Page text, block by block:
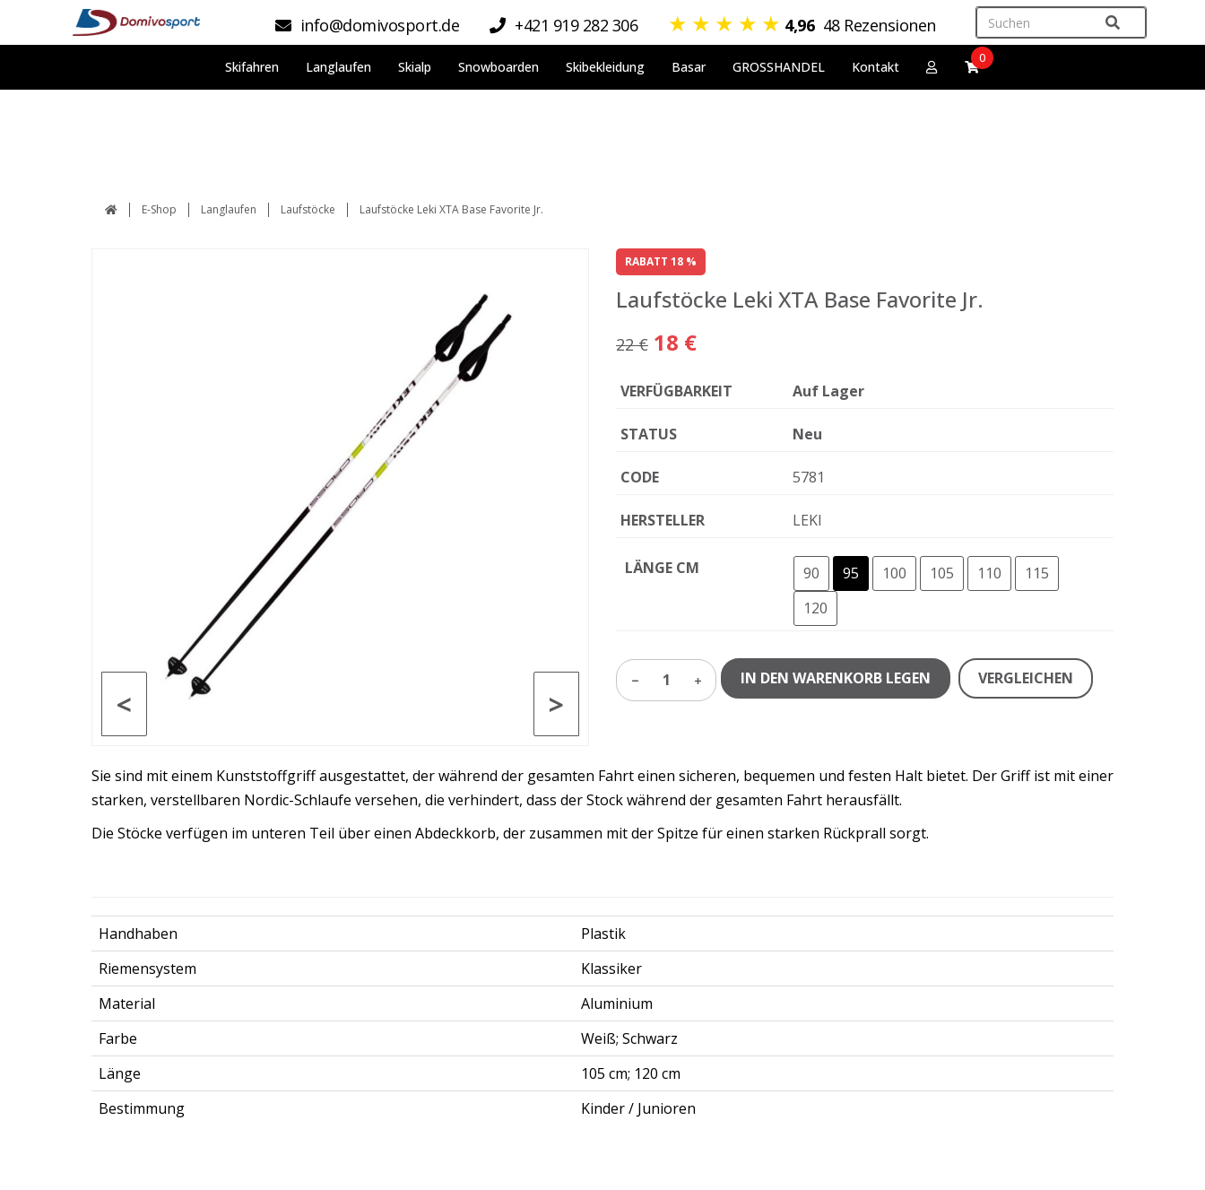
info@domivosport.de +421 919 282 306 ★ ★ ★ ★ ★ 4,96 48 Rezensionen
Skifahren Langlaufen Skialp Snowboarden Skibekleidung Basar GROSSHANDEL Kontakt
0
E-Shop Langlaufen Laufstöcke Laufstöcke Leki XTA Base Favorite Jr.
>
<
RABATT 18 %
Laufstöcke Leki XTA Base Favorite Jr.
22 € 18 €
VERFÜGBARKEIT Auf Lager
STATUS Neu
CODE 5781
HERSTELLER LEKI
LÄNGE CM 90 95 100 105 110
115
120
1 IN DEN WARENKORB LEGEN VERGLEICHEN
Sie sind mit einem Kunststoffgriff ausgestattet, der während der gesamten Fahrt einen sicheren, bequemen und festen Halt bietet. Der Griff ist mit einer
starken, verstellbaren Nordic-Schlaufe versehen, die verhindert, dass der Stock während der gesamten Fahrt herausfällt.
Die Stöcke verfügen im unteren Teil über einen Abdeckkorb, der zusammen mit der Spitze für einen starken Rückprall sorgt.
Handhaben
Plastik
Riemensystem
Klassiker
Material
Aluminium
Farbe
Weiß; Schwarz
Länge
105 cm; 120 cm
Bestimmung
Kinder / Junioren